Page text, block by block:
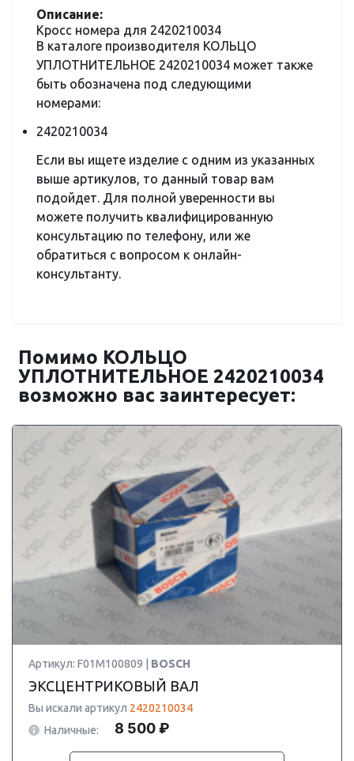
Описание:
Кросс номера для 2420210034
В каталоге производителя КОЛЬЦО
УПЛОТНИТЕЛЬНОЕ 2420210034 может также
быть обозначена под следующими
номерами:
2420210034
Если вы ищете изделие с одним из указанных
выше артикулов, то данный товар вам
подойдет. Для полной уверенности вы
можете получить квалифицированную
консультацию по телефону, или же
обратиться с вопросом к онлайн-
консультанту.
Помимо КОЛЬЦО
УПЛОТНИТЕЛЬНОЕ 2420210034
возможно вас заинтересует:
Артикул: F01M100809 | BOSCH
ЭКСЦЕНТРИКОВЫЙ ВАЛ
Вы искали артикул 2420210034
Наличные:
8 500 ₽